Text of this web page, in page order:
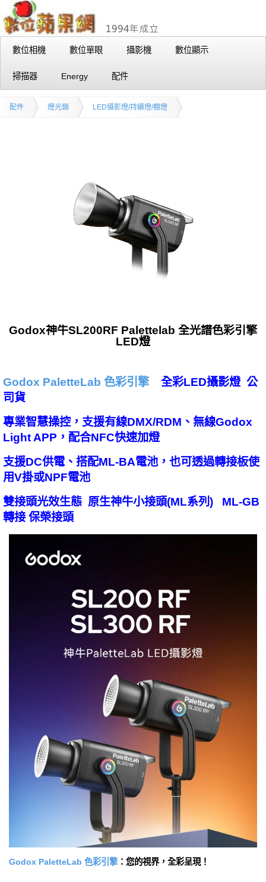
數位相機 數位單眼 攝影機 數位顯示
掃描器 Energy 配件
配件 燈光類 LED攝影燈/持續燈/棚燈
Godox神牛SL200RF Palettelab 全光譜色彩引擎
LED燈
Godox PaletteLab 色彩引擎全彩LED攝影燈 公
司貨
專業智慧操控，支援有線DMX/RDM、無線Godox
Light APP，配合NFC快速加燈
支援DC供電、搭配ML-BA電池，也可透過轉接板使
用V掛或NPF電池
雙接頭光效生態 原生神牛小接頭(ML系列) ML-GB
轉接 保榮接頭
Godox PaletteLab 色彩引擎：您的視界，全彩呈現！